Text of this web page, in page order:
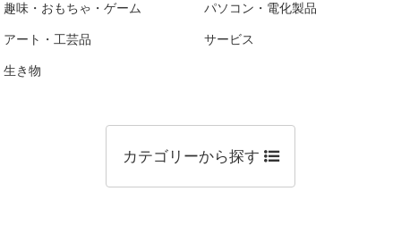
趣味・おもちゃ・ゲーム パソコン・電化製品
アート・工芸品 サービス
生き物
カテゴリーから探す